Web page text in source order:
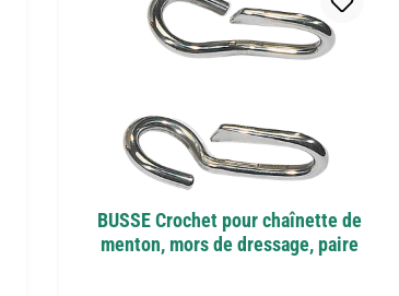
BUSSE Crochet pour chaînette de
menton, mors de dressage, paire